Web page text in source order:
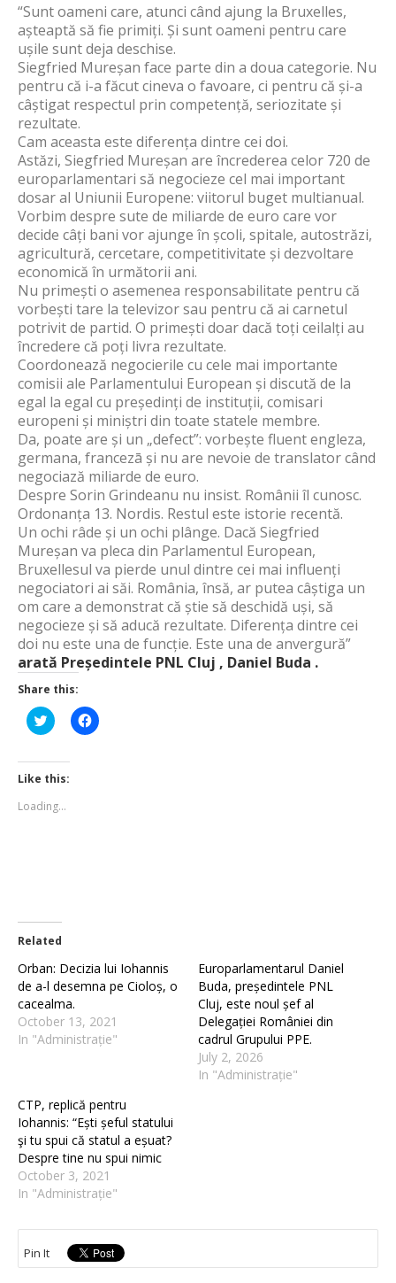
“Sunt oameni care, atunci când ajung la Bruxelles,
așteaptă să fie primiți. Și sunt oameni pentru care
ușile sunt deja deschise.
Siegfried Mureșan face parte din a doua categorie. Nu
pentru că i-a făcut cineva o favoare, ci pentru că și-a
câștigat respectul prin competență, seriozitate și
rezultate.
Cam aceasta este diferența dintre cei doi.
Astăzi, Siegfried Mureșan are încrederea celor 720 de
europarlamentari să negocieze cel mai important
dosar al Uniunii Europene: viitorul buget multianual.
Vorbim despre sute de miliarde de euro care vor
decide câți bani vor ajunge în școli, spitale, autostrăzi,
agricultură, cercetare, competitivitate și dezvoltare
economică în următorii ani.
Nu primești o asemenea responsabilitate pentru că
vorbești tare la televizor sau pentru că ai carnetul
potrivit de partid. O primești doar dacă toți ceilalți au
încredere că poți livra rezultate.
Coordonează negocierile cu cele mai importante
comisii ale Parlamentului European și discută de la
egal la egal cu președinți de instituții, comisari
europeni și miniștri din toate statele membre.
Da, poate are și un „defect”: vorbește fluent engleza,
germana, francezā și nu are nevoie de translator când
negociază miliarde de euro.
Despre Sorin Grindeanu nu insist. Românii îl cunosc.
Ordonanța 13. Nordis. Restul este istorie recentă.
Un ochi râde și un ochi plânge. Dacă Siegfried
Mureșan va pleca din Parlamentul European,
Bruxellesul va pierde unul dintre cei mai influenți
negociatori ai săi. România, însă, ar putea câștiga un
om care a demonstrat că știe să deschidă uși, să
negocieze și să aducă rezultate. Diferența dintre cei
doi nu este una de funcție. Este una de anvergură”
arată Președintele PNL Cluj , Daniel Buda .
Share this:
Click
to
Twitter
(Opens
in
window)
Click
to
Like this:
Loading...
Related
Orban: Decizia lui Iohannis
de a-l desemna pe Cioloș, o
cacealma.
October 13, 2021
In "Administrație"
Europarlamentarul Daniel
Buda, președintele PNL
Cluj, este noul șef al
Delegației României din
cadrul Grupului PPE.
July 2, 2026
In "Administrație"
CTP, replică pentru
Iohannis: “Ești șeful statului
şi tu spui că statul a eșuat?
Despre tine nu spui nimic
October 3, 2021
In "Administrație"
Pin It